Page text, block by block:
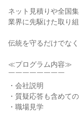
ネット見積りや全国集
業界に先駆けた取り
伝統を守るだけでな
≪プログラム内容≫
￣￣￣￣￣￣￣￣
・会社説明
・質疑応答も含めて
・職場見学